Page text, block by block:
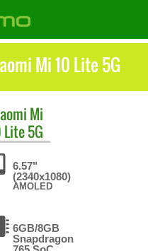
Mi 10 Lite 5G
Mi
Lite 5G
6.57"
(2340x1080)
AMOLED
6GB/8GB
Snapdragon